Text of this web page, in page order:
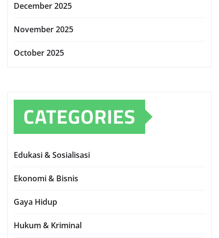
December 2025
November 2025
October 2025
CATEGORIES
Edukasi & Sosialisasi
Ekonomi & Bisnis
Gaya Hidup
Hukum & Kriminal